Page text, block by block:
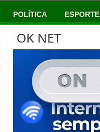
POLÍTICA ESPORTE
OK NET